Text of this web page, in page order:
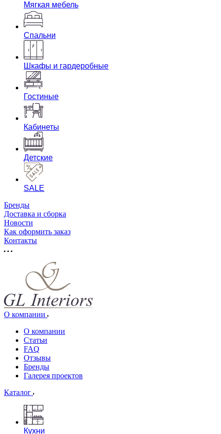
Мягкая мебель
Спальни
Шкафы и гардеробные
Гостиные
Кабинеты
Детские
SALE
Бренды
Доставка и сборка
Новости
Как оформить заказ
Контакты
О компании
О компании
Статьи
FAQ
Отзывы
Бренды
Галерея проектов
Каталог
Кухни